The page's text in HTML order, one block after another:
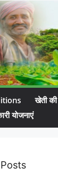
खेती की
योजनाएं